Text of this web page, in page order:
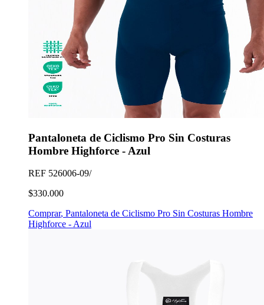
Pantaloneta de Ciclismo Pro Sin Costuras
Hombre Highforce - Azul
REF 526006-09/
$330.000
Comprar, Pantaloneta de Ciclismo Pro Sin Costuras Hombre
Highforce - Azul